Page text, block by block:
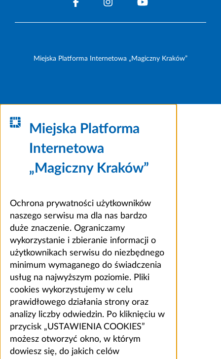
Miejska Platforma Internetowa „Magiczny Kraków”
Miejska Platforma
Internetowa
„Magiczny Kraków”
Ochrona prywatności użytkowników
naszego serwisu ma dla nas bardzo
duże znaczenie. Ograniczamy
wykorzystanie i zbieranie informacji o
użytkownikach serwisu do niezbędnego
minimum wymaganego do świadczenia
usług na najwyższym poziomie. Pliki
cookies wykorzystujemy w celu
prawidłowego działania strony oraz
analizy liczby odwiedzin. Po kliknięciu w
przycisk „USTAWIENIA COOKIES”
możesz otworzyć okno, w którym
dowiesz się, do jakich celów